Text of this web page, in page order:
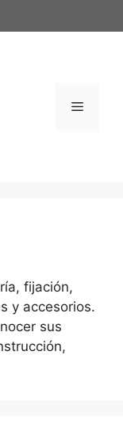
Menú
fijación,
y accesorios.
sus